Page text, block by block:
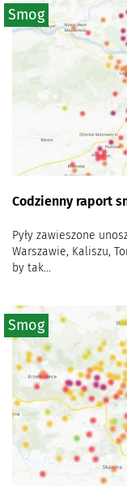
Codzienny raport
Pyły zawieszone
Warszawie, Kaliszu,
by tak...
Smog
Smog